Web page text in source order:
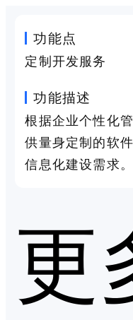
功能点
定制开发服务
功能描述
根据企业个性化
供量身定制的软
信息化建设需求。
更